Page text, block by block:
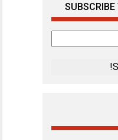
SUBSCRIBE